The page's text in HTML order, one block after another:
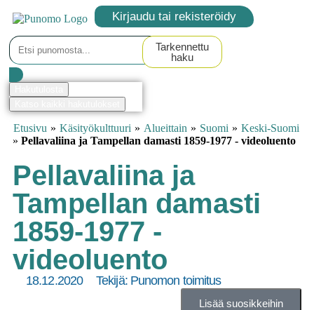
Kirjaudu tai rekisteröidy
Tarkennettu
haku
Etusivu » Käsityökulttuuri » Alueittain » Suomi » Keski-Suomi
» Pellavaliina ja Tampellan damasti 1859-1977 - videoluento
Pellavaliina ja
Tampellan damasti
1859-1977 -
videoluento
18.12.2020 Tekijä:Punomon toimitus
Lisää suosikkeihin